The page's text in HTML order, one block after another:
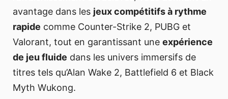
avantage dans les jeux compétitifs à rythme
rapide comme Counter-Strike 2, PUBG et
Valorant, tout en garantissant une expérience
de jeu fluide dans les univers immersifs de
titres tels qu’Alan Wake 2, Battlefield 6 et Black
Myth Wukong.